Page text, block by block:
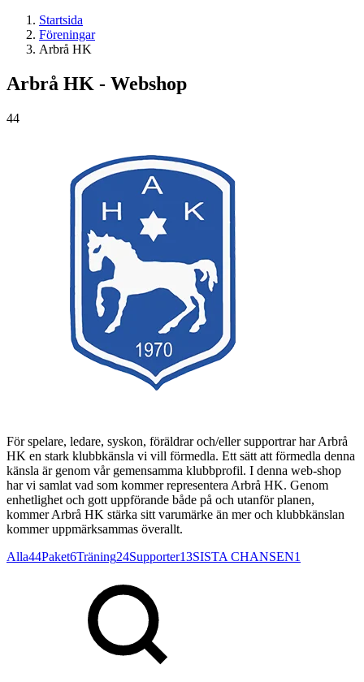
Startsida
Föreningar
Arbrå HK
Arbrå HK - Webshop
44
För spelare, ledare, syskon, föräldrar och/eller supportrar har Arbrå
HK en stark klubbkänsla vi vill förmedla. Ett sätt att förmedla denna
känsla är genom vår gemensamma klubbprofil. I denna web-shop
har vi samlat vad som kommer representera Arbrå HK. Genom
enhetlighet och gott uppförande både på och utanför planen,
kommer Arbrå HK stärka sitt varumärke än mer och klubbkänslan
kommer uppmärksammas överallt.
Alla44Paket6Träning24Supporter13SISTA CHANSEN1